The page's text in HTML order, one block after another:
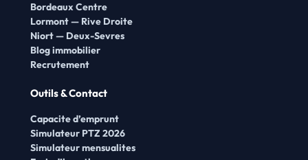
Bordeaux Centre
Lormont — Rive Droite
Niort — Deux-Sevres
Blog immobilier
Recrutement
Outils & Contact
Capacite d’emprunt
Simulateur PTZ 2026
Simulateur mensualites